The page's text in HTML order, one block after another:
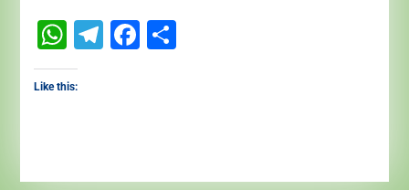
WhatsApp
Telegram
Facebook
Share
Like this: